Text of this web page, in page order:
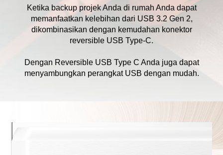
Ketika backup projek Anda di rumah Anda dapat
memanfaatkan kelebihan dari USB 3.2 Gen 2,
dikombinasikan dengan kemudahan konektor
reversible USB Type-C.
Dengan Reversible USB Type C Anda juga dapat
menyambungkan perangkat USB dengan mudah.